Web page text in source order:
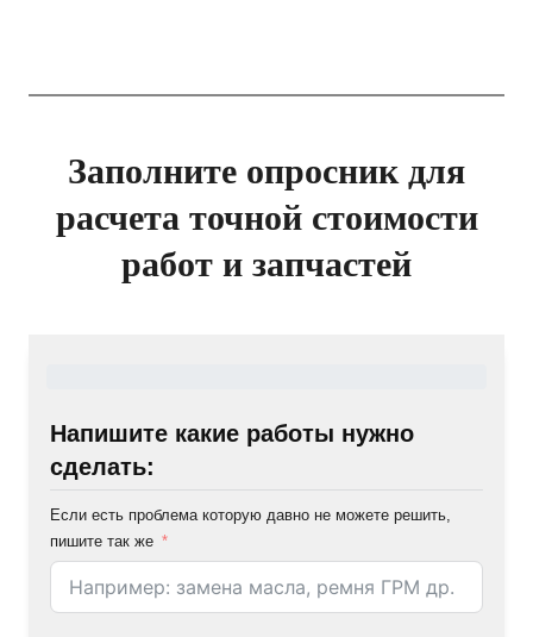
Заполните опросник для
расчета точной стоимости
работ и запчастей
Напишите какие работы нужно
сделать:
Если есть проблема которую давно не можете решить,
пишите так же